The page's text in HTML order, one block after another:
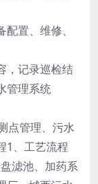
置、维修、
，记录巡检结
管理系统
点管理、污水
1、工艺流程
滤池、加药系